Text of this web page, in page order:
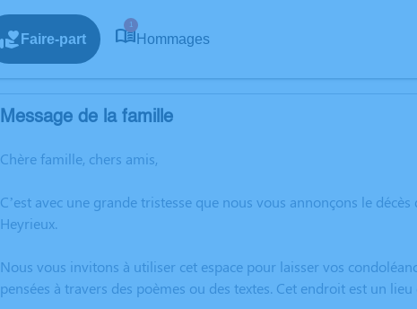
Faire-part
1
Hommages
Message de la famille
Chère famille, chers amis,
C’est avec une grande tristesse que nous vous annonçons le
Heyrieux.
Nous vous invitons à utiliser cet espace pour laisser vos
pensées à travers des poèmes ou des textes. Cet endroit est un